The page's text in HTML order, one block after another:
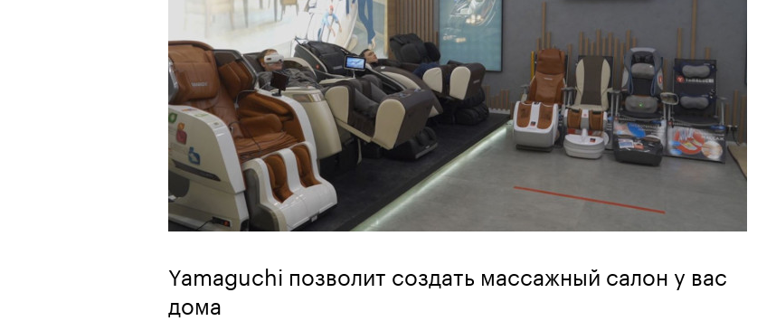
Yamaguchi позволит создать массажный салон у вас
дома